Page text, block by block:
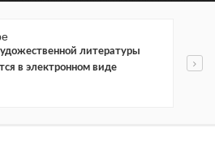
литературы
в электронном виде